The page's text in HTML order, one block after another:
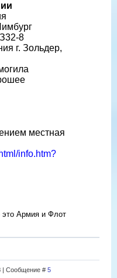
8
г. Зольдер,
местная
info.htm?
это Армия и Флот
| Сообщение # 5